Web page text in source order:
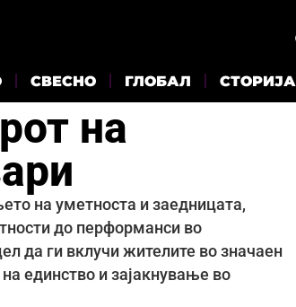
СВЕСНО ГЛОБАЛ СТОРИЈА
на
на уметноста и заедницата,
до перформанси во
да ги вклучи жителите во значаен
единство и зајакнување во